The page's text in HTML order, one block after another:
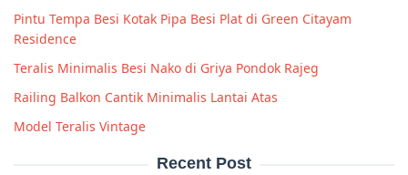
Pintu Tempa Besi Kotak Pipa Besi Plat di Green Citayam
Residence
Teralis Minimalis Besi Nako di Griya Pondok Rajeg
Railing Balkon Cantik Minimalis Lantai Atas
Model Teralis Vintage
Recent Post